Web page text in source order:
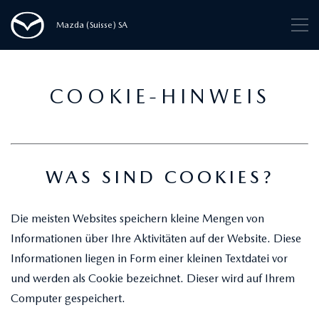
Mazda (Suisse) SA
COOKIE-HINWEIS
WAS SIND COOKIES?
Die meisten Websites speichern kleine Mengen von
Informationen über Ihre Aktivitäten auf der Website. Diese
Informationen liegen in Form einer kleinen Textdatei vor
und werden als Cookie bezeichnet. Dieser wird auf Ihrem
Computer gespeichert.